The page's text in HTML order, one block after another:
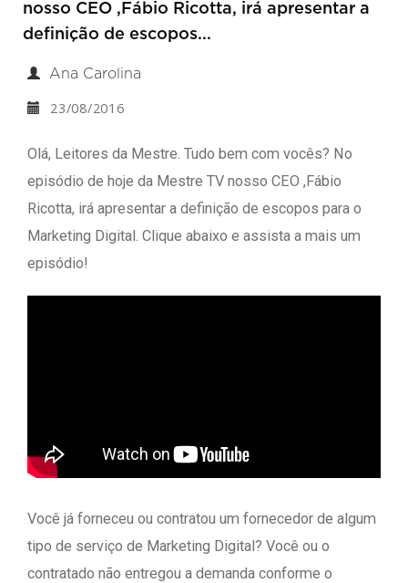
nosso CEO ,Fábio Ricotta, irá apresentar a
definição de escopos...
Ana Carolina
23/08/2016
Olá, Leitores da Mestre. Tudo bem com vocês? No
episódio de hoje da Mestre TV nosso CEO ,Fábio
Ricotta, irá apresentar a definição de escopos para o
Marketing Digital. Clique abaixo e assista a mais um
episódio!
Você já forneceu ou contratou um fornecedor de algum
tipo de serviço de Marketing Digital? Você ou o
contratado não entregou a demanda conforme o